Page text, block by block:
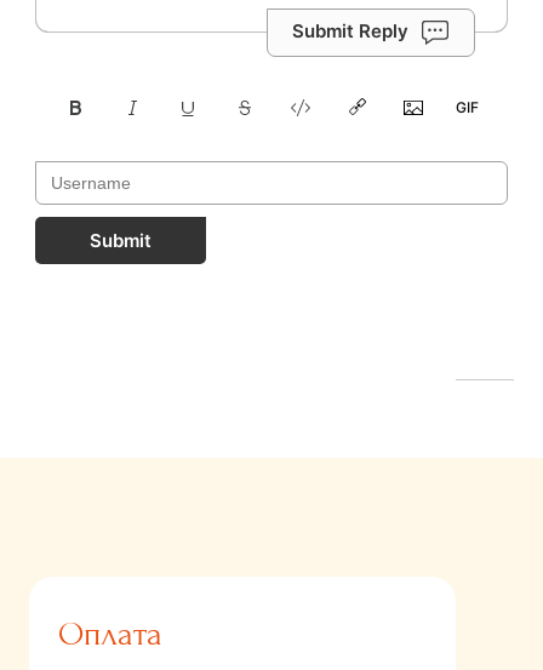
Submit Reply
Submit
Оплата